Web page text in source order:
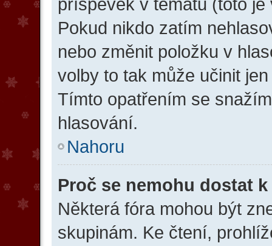
Pokud nikdo zatím
nebo změnit položku v
volby to tak může učinit
Tímto opatřením se
hlasování.
Nahoru
Proč se nemohu dostat
Některá fóra mohou být
skupinám. Ke čtení,